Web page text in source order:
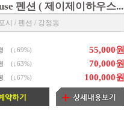
펜션 ( 제이제이하우스...
시 / 펜션 / 강정동
(↓ 69%) 55,000원
(↓ 63%) 70,000원
(↓ 67%) 100,000원